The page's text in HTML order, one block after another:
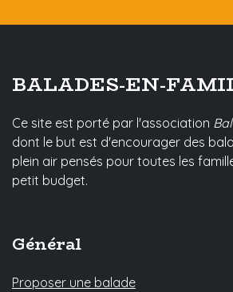
BALADES-EN-
Ce site est porté par l'association
dont le but est d'encourager des
plein air pensés pour toutes les
petit budget.
Général
Proposer une balade